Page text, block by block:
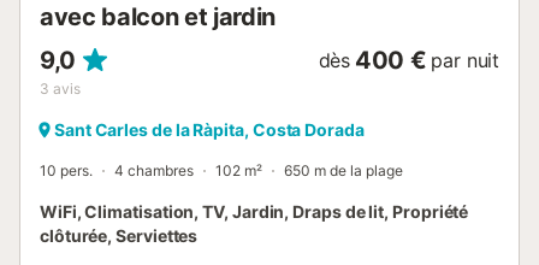
avec balcon et jardin
9,0
3 avis
dès 400 € par nuit
Sant Carles de la Ràpita, Costa Dorada
10 pers. 4 chambres 102 m² 650 m de la plage
WiFi, Climatisation, TV, Jardin, Draps de lit, Propriété
clôturée, Serviettes